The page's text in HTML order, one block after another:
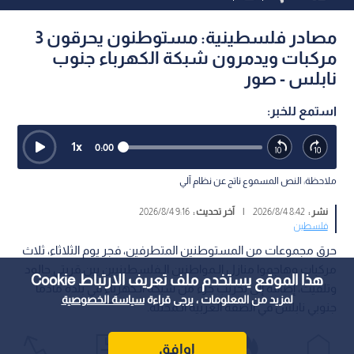
هذا الموقع يستخدم ملف تعريف الارتباط Cookie
لمزيد من المعلومات ، يرجى قراءةسياسة الخصوصية
اوافق
مصادر فلسطينية: مستوطنون يحرقون 3
مركبات ويدمرون شبكة الكهرباء جنوب
نابلس - صور
استمع للخبر:
0:00
1x
ملاحظة: النص المسموع ناتج عن نظام آلي
نشر :8:42 2026/8/4 آخر تحديث :9:16 2026/8/4
فلسطين
حرق مجموعات من المستوطنين المتطرفين، فجر يوم الثلاثاء، ثلاث
وتلفيت، إضافة إلى تخريب جزء من شبكة الـكهرباء في بلدة مادما
جنوبي نابلس في الضفة الغربية الـمحتلة.